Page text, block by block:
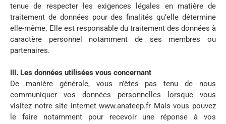
tenue de respecter les exigences légales en matière de
traitement de données pour des finalités qu’elle détermine
elle-même. Elle est responsable du traitement des données à
caractère personnel notamment de ses membres ou
partenaires.
III. Les données utilisées vous concernant
De manière générale, vous n’êtes pas tenu de nous
communiquer vos données personnelles lorsque vous
visitez notre site internet www.anateep.fr Mais vous pouvez
le faire notamment pour recevoir une réponse à vos